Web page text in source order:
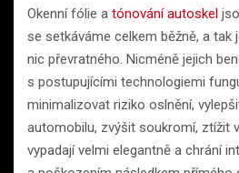
Okenní fólie a tónování autoskel
se setkáváme celkem běžně, a tak
nic převratného. Nicméně jejich
s postupujícími technologiemi
minimalizovat riziko oslnění,
automobilu, zvýšit soukromí, ztížit
vypadají velmi elegantně a chrání